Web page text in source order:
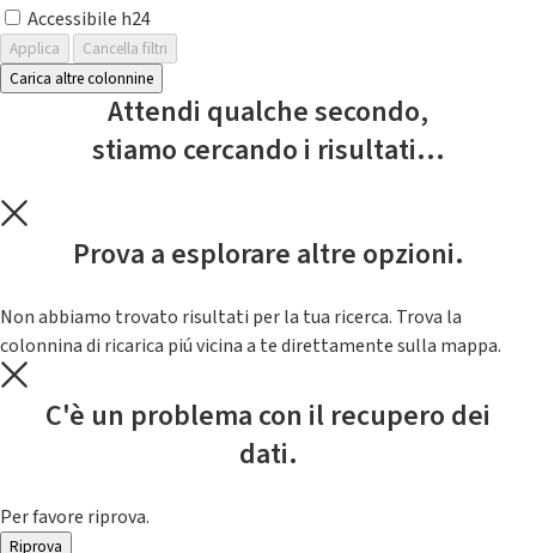
Accessibile h24
Applica
Cancella filtri
Carica altre colonnine
Attendi qualche secondo,
stiamo cercando i risultati...
Prova a esplorare altre opzioni.
Non abbiamo trovato risultati per la tua ricerca. Trova la
colonnina di ricarica piú vicina a te direttamente sulla mappa.
C'è un problema con il recupero dei
dati.
Per favore riprova.
Riprova